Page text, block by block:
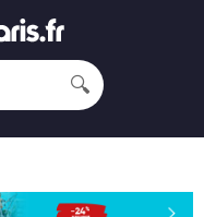
🔍